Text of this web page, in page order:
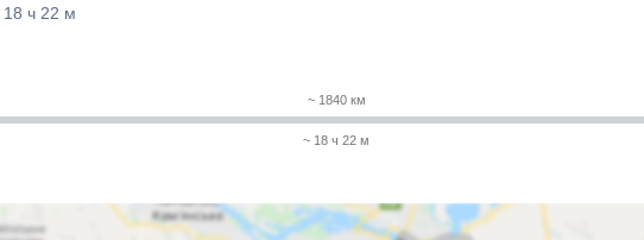
18 ч 22 м
~ 1840 км
~ 18 ч 22 м